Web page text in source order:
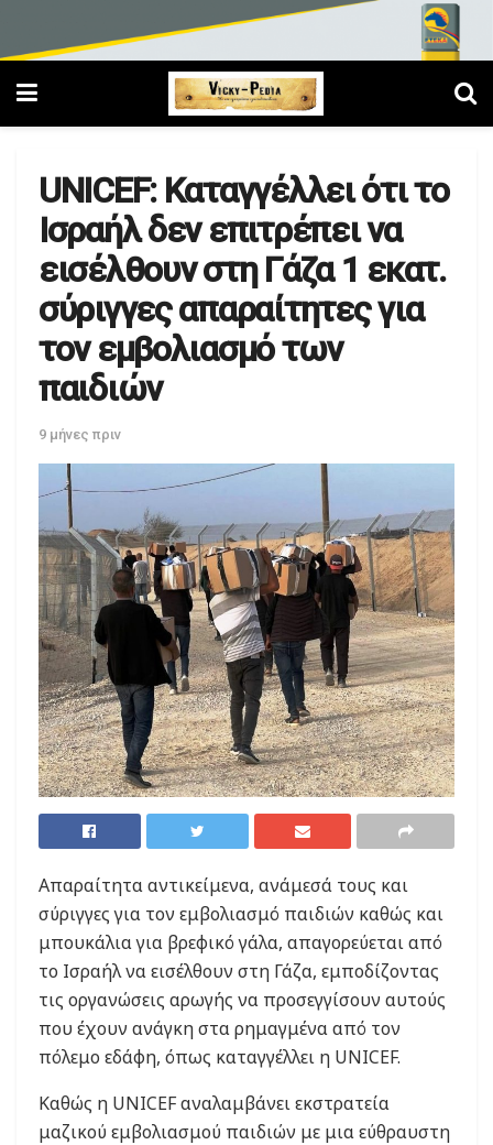
UNICEF: Καταγγέλλει ότι το
Ισραήλ δεν επιτρέπει να
εισέλθουν στη Γάζα 1 εκατ.
σύριγγες απαραίτητες για
τον εμβολιασμό των
παιδιών
9 μήνες πριν
Απαραίτητα αντικείμενα, ανάμεσά τους και
σύριγγες για τον εμβολιασμό παιδιών καθώς και
μπουκάλια για βρεφικό γάλα, απαγορεύεται από
το Ισραήλ να εισέλθουν στη Γάζα, εμποδίζοντας
τις οργανώσεις αρωγής να προσεγγίσουν αυτούς
που έχουν ανάγκη στα ρημαγμένα από τον
πόλεμο εδάφη, όπως καταγγέλλει η UNICEF.
Καθώς η UNICEF αναλαμβάνει εκστρατεία
μαζικού εμβολιασμού παιδιών με μια εύθραυστη